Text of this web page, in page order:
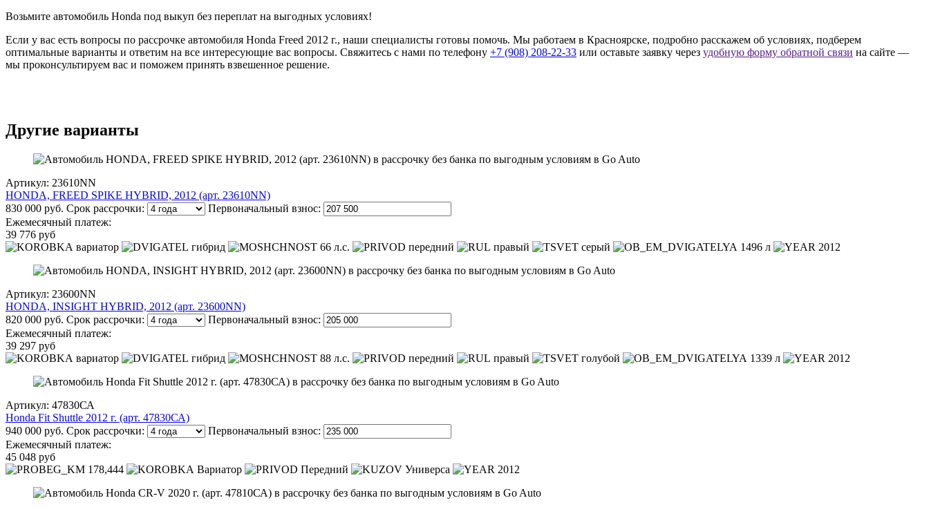
Возьмите автомобиль Honda под выкуп без переплат на выгодных условиях!
Если у вас есть вопросы по рассрочке автомобиля Honda Freed 2012 г., наши специалисты готовы помочь. Мы работаем в Красноярске, подробно расскажем об условиях, подберем
оптимальные варианты и ответим на все интересующие вас вопросы. Свяжитесь с нами по телефону +7 (908) 208-22-33 или оставьте заявку через удобную форму обратной связи на сайте —
мы проконсультируем вас и поможем принять взвешенное решение.
Другие варианты
Артикул: 23610NN
HONDA, FREED SPIKE HYBRID, 2012 (арт. 23610NN)
830 000 руб. Срок рассрочки:
Первоначальный взнос:
Ежемесячный платеж:
39 776 руб
вариатор
гибрид 66 л.с. передний правый серый 1496 л 2012
Артикул: 23600NN
HONDA, INSIGHT HYBRID, 2012 (арт. 23600NN)
820 000 руб. Срок рассрочки:
Первоначальный взнос:
Ежемесячный платеж:
39 297 руб
вариатор
гибрид 88 л.с. передний правый голубой 1339 л 2012
Артикул: 47830СА
Honda Fit Shuttle 2012 г. (арт. 47830СА)
940 000 руб. Срок рассрочки:
Первоначальный взнос:
Ежемесячный платеж:
45 048 руб
178,444
Вариатор Передний Универса 2012